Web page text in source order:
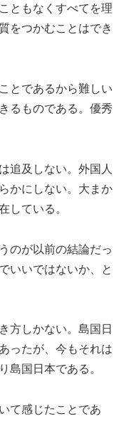
ともなくすべてを理
をつかむことはでき
とであるから難しい
るものである。優秀
追及しない。外国人
かにしない。大まか
している。
のが以前の結論だっ
いいではないか、と
方しかない。島国日
ったが、今もそれは
島国日本である。
て感じたことであ